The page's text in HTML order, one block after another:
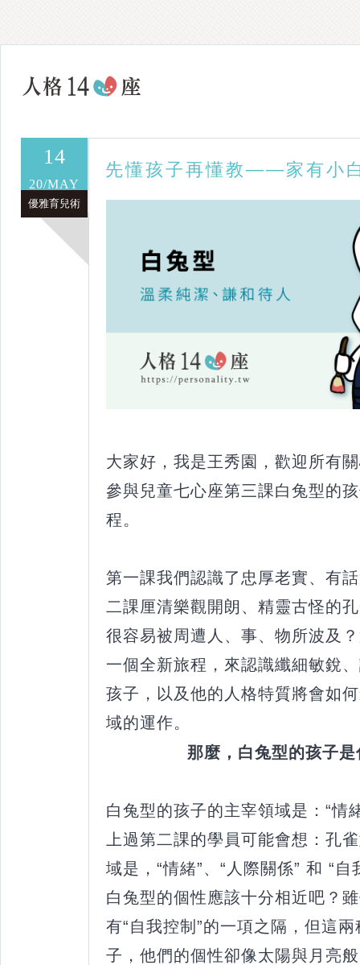
14
20/MAY
優雅育兒術
先懂孩子再懂教——家有小
大家好，我是王秀園，歡迎所有
參與兒童七心座第三課白兔型的
程。
第一課我們認識了忠厚老實、有
二課厘清樂觀開朗、精靈古怪的
很容易被周遭人、事、物所波及
一個全新旅程，來認識纖細敏銳
孩子，以及他的人格特質將會如
域的運作。
那麼，白兔型的孩子
白兔型的孩子的主宰領域是：“情
上過第二課的學員可能會想：孔
域是，“情緒”、“人際關係” 和 “
白兔型的個性應該十分相近吧？
有“自我控制”的一項之隔，但這
子，他們的個性卻像太陽與月亮